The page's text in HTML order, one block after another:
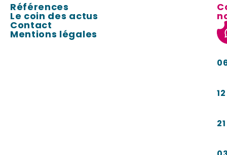
Références
Le coin des actus
Contact
Mentions légales
12
21